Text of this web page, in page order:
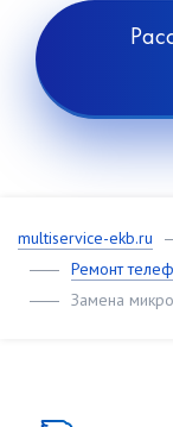
multiservice-ekb.ru
Ремонт
Замена